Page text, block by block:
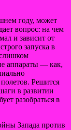
году, может
вопрос: на чем
и зависит от
запуска в
аппараты — как,
Решится
в развитии
разобраться в
Запада против